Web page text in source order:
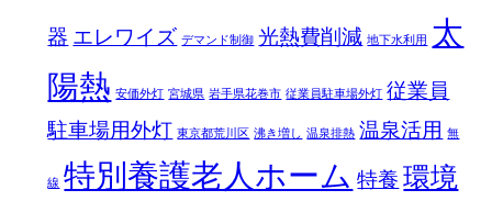
器 エレワイズ デマンド制御 光熱費削減 地下水利用 太
陽熱 安価外灯 宮城県 岩手県花巻市 従業員駐車場外灯 従業員
駐車場用外灯 東京都荒川区 沸き増し 温泉排熱 温泉活用 無
線 特別養護老人ホーム 特養 環境